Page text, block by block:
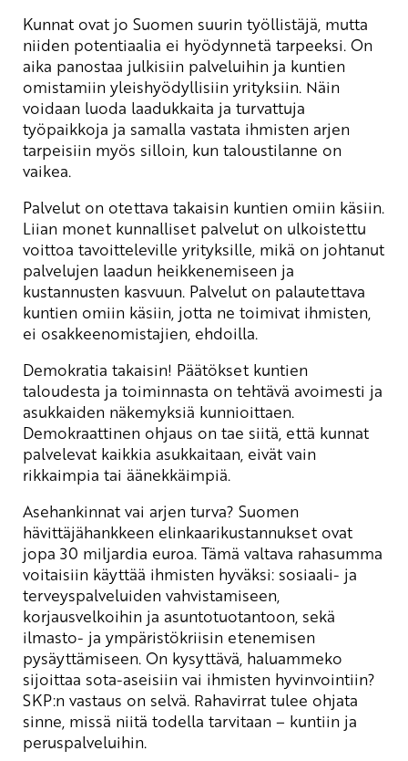
Kunnat ovat jo Suomen suurin työllistäjä, mutta
niiden potentiaalia ei hyödynnetä tarpeeksi. On
aika panostaa julkisiin palveluihin ja kuntien
omistamiin yleishyödyllisiin yrityksiin. Näin
voidaan luoda laadukkaita ja turvattuja
työpaikkoja ja samalla vastata ihmisten arjen
tarpeisiin myös silloin, kun taloustilanne on
vaikea.
Palvelut on otettava takaisin kuntien omiin käsiin.
Liian monet kunnalliset palvelut on ulkoistettu
voittoa tavoitteleville yrityksille, mikä on johtanut
palvelujen laadun heikkenemiseen ja
kustannusten kasvuun. Palvelut on palautettava
kuntien omiin käsiin, jotta ne toimivat ihmisten,
ei osakkeenomistajien, ehdoilla.
Demokratia takaisin! Päätökset kuntien
taloudesta ja toiminnasta on tehtävä avoimesti ja
asukkaiden näkemyksiä kunnioittaen.
Demokraattinen ohjaus on tae siitä, että kunnat
palvelevat kaikkia asukkaitaan, eivät vain
rikkaimpia tai äänekkäimpiä.
Asehankinnat vai arjen turva? Suomen
hävittäjähankkeen elinkaarikustannukset ovat
jopa 30 miljardia euroa. Tämä valtava rahasumma
voitaisiin käyttää ihmisten hyväksi: sosiaali- ja
terveyspalveluiden vahvistamiseen,
korjausvelkoihin ja asuntotuotantoon, sekä
ilmasto- ja ympäristökriisin etenemisen
pysäyttämiseen. On kysyttävä, haluammeko
sijoittaa sota-aseisiin vai ihmisten hyvinvointiin?
SKP:n vastaus on selvä. Rahavirrat tulee ohjata
sinne, missä niitä todella tarvitaan – kuntiin ja
peruspalveluihin.